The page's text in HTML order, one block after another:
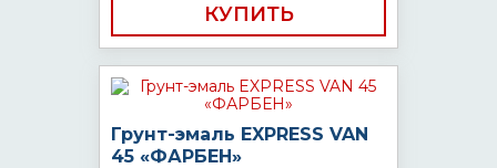
КУПИТЬ
Грунт-эмаль EXPRESS VAN
45 «ФАРБЕН»